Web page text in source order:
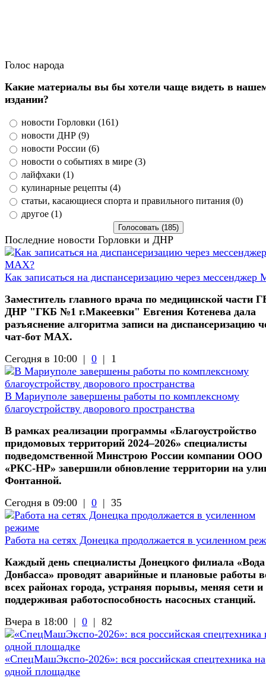
Голос народа
Какие материалы вы бы хотели чаще видеть в
издании?
новости Горловки (161)
новости ДНР (9)
новости России (6)
новости о событиях в мире (3)
лайфхаки (1)
кулинарные рецепты (4)
статьи, касающиеся спорта и правильного питания (0)
другое (1)
Последние новости Горловки и ДНР
Как записаться на диспансеризацию через
Заместитель главного врача по медицинской части
ДНР "ГКБ №1 г.Макеевки" Евгения Котенева дала
разъяснение алгоритма записи на диспансеризацию
чат-бот МАХ.
Сегодня в 10:00 | 0 | 1
В Мариуполе завершены работы по комплексному
благоустройству дворового пространства
В рамках реализации программы «Благоустройство
придомовых территорий 2024–2026» специалисты
подведомственной Минстрою России компании ООО
«РКС-НР» завершили обновление территории на
Фонтанной.
Сегодня в 09:00 | 0 | 35
Работа на сетях Донецка продолжается в усиленном
Каждый день специалисты Донецкого филиала «Вода
Донбасса» проводят аварийные и плановые работы
всех районах города, устраняя порывы, меняя сети и
поддерживая работоспособность насосных станций.
Вчера в 18:00 | 0 | 82
«СпецМашЭкспо-2026»: вся российская спецтехника на
одной площадке